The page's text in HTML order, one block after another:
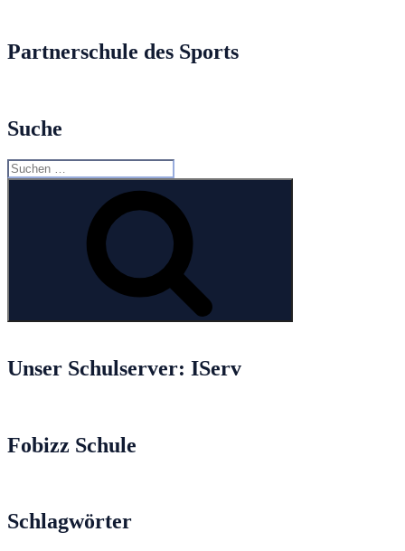
Partnerschule des Sports
Suche
Suche
nach:
Unser Schulserver: IServ
Fobizz Schule
Schlagwörter